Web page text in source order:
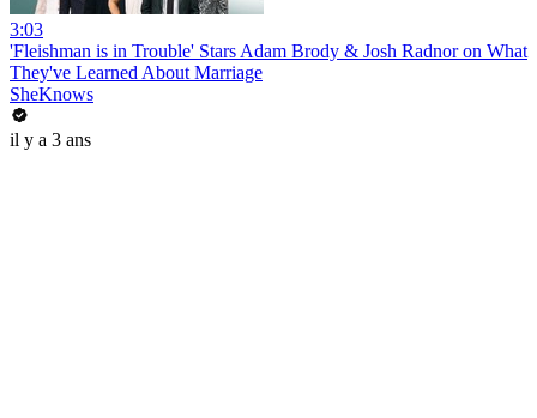
3:03
'Fleishman is in Trouble' Stars Adam Brody & Josh Radnor on What
They've Learned About Marriage
SheKnows
il y a 3 ans